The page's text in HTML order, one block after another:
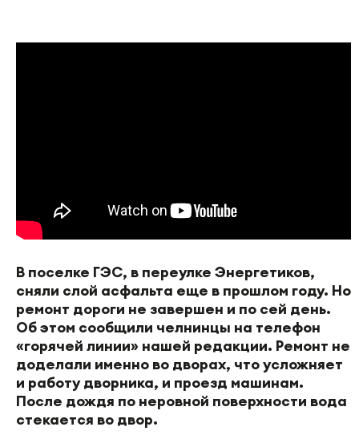
В поселке ГЭС, в переулке Энергетиков,
сняли слой асфальта еще в прошлом году. Но
ремонт дороги не завершен и по сей день.
Об этом сообщили челнинцы на телефон
«горячей линии» нашей редакции. Ремонт не
доделали именно во дворах, что усложняет
и работу дворника, и проезд машинам.
После дождя по неровной поверхности вода
стекается во двор.